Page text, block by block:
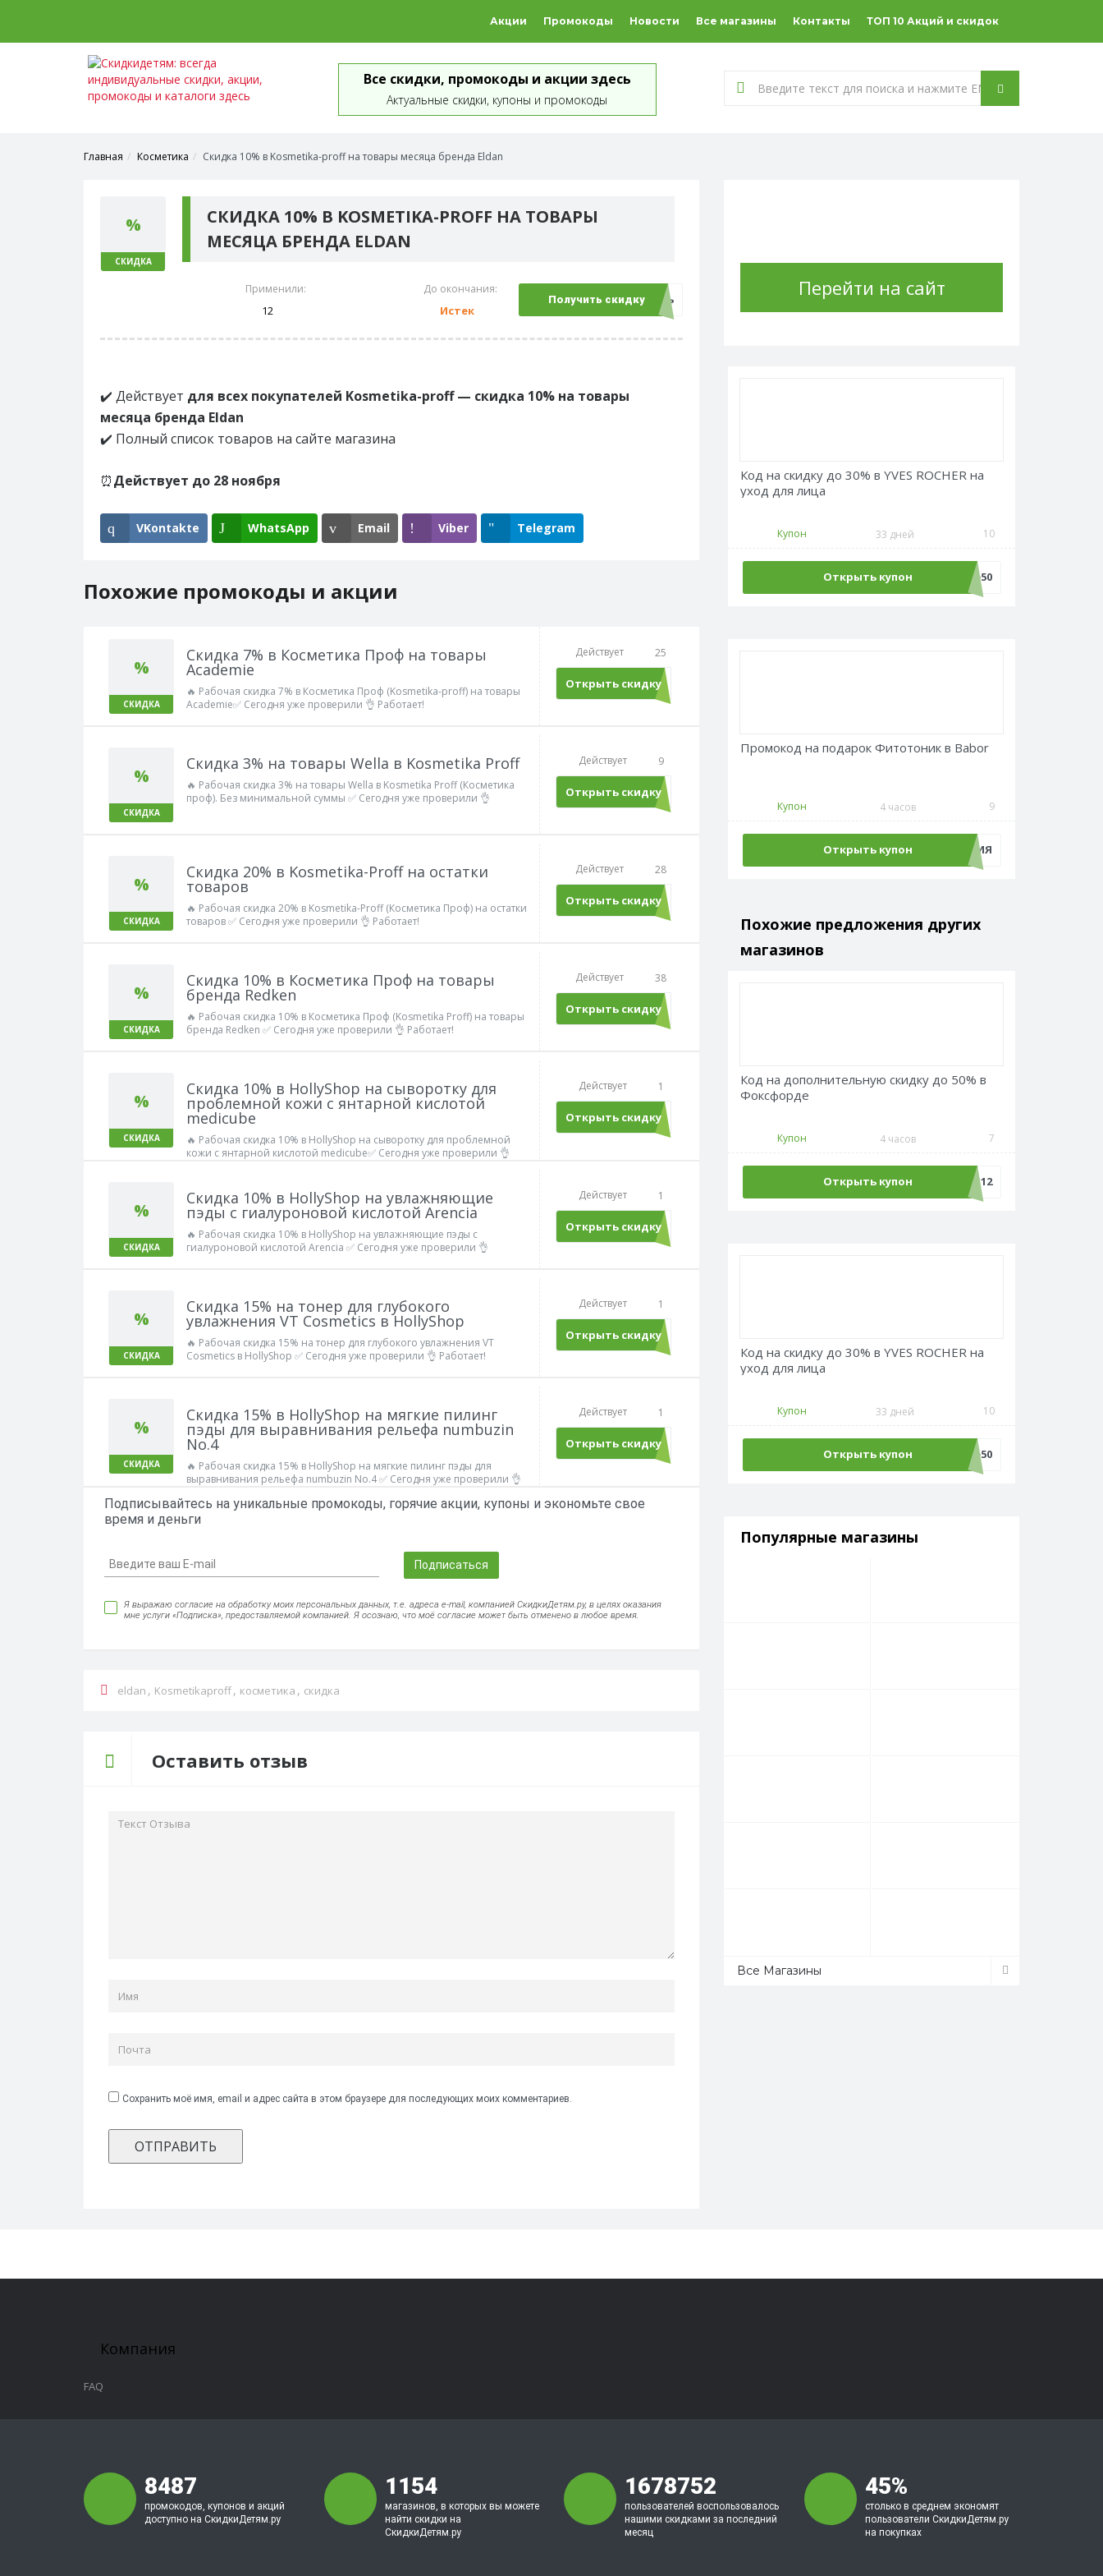
Акции Промокоды Новости Все магазины Контакты ТОП 10 Акций и скидок
Все скидки, промокоды и акции здесь
Актуальные скидки, купоны и промокоды
Главная Косметика Скидка 10% в Kosmetika-proff на товары месяца бренда Eldan
%
СКИДКА
СКИДКА 10% В KOSMETIKA-PROFF НА ТОВАРЫ
МЕСЯЦА БРЕНДА ELDAN
Применили:
12
До окончания:
Истек
Получить скидкуОткрыть
✔️ Действует для всех покупателей Kosmetika-proff — скидка 10% на товары
месяца бренда Eldan
✔️ Полный список товаров на сайте магазина
⏰Действует до 28 ноября
VKontakte WhatsApp Email Viber Telegram
Похожие промокоды и акции
%
СКИДКА
Скидка 7% в Косметика Проф на товары
Academie
🔥 Рабочая скидка 7% в Косметика Проф (Kosmetika-proff) на товары
Academie✅ Сегодня уже проверили 👌 Работает!
Действует 25
Открыть скидку
%
СКИДКА
Скидка 3% на товары Wella в Kosmetika Proff
🔥 Рабочая скидка 3% на товары Wella в Kosmetika Proff (Косметика
проф). Без минимальной суммы ✅ Сегодня уже проверили 👌
Действует 9
Открыть скидку
%
СКИДКА
Скидка 20% в Kosmetika-Proff на остатки
товаров
🔥 Рабочая скидка 20% в Kosmetika-Proff (Косметика Проф) на остатки
товаров ✅ Сегодня уже проверили 👌 Работает!
Действует 28
Открыть скидку
%
СКИДКА
Скидка 10% в Косметика Проф на товары
бренда Redken
🔥 Рабочая скидка 10% в Косметика Проф (Kosmetika Proff) на товары
бренда Redken ✅ Сегодня уже проверили 👌 Работает!
Действует 38
Открыть скидку
%
СКИДКА
Скидка 10% в HollyShop на сыворотку для
проблемной кожи с янтарной кислотой
medicube
🔥 Рабочая скидка 10% в HollyShop на сыворотку для проблемной
кожи с янтарной кислотой medicube✅ Сегодня уже проверили 👌
Действует 1
Открыть скидку
%
СКИДКА
Скидка 10% в HollyShop на увлажняющие
пэды с гиалуроновой кислотой Arencia
🔥 Рабочая скидка 10% в HollyShop на увлажняющие пэды с
гиалуроновой кислотой Arencia ✅ Сегодня уже проверили 👌
Действует 1
Открыть скидку
%
СКИДКА
Скидка 15% на тонер для глубокого
увлажнения VT Cosmetics в HollyShop
🔥 Рабочая скидка 15% на тонер для глубокого увлажнения VT
Cosmetics в HollyShop ✅ Сегодня уже проверили 👌 Работает!
Действует 1
Открыть скидку
%
СКИДКА
Скидка 15% в HollyShop на мягкие пилинг
пэды для выравнивания рельефа numbuzin
No.4
🔥 Рабочая скидка 15% в HollyShop на мягкие пилинг пэды для
выравнивания рельефа numbuzin No.4 ✅ Сегодня уже проверили 👌
Действует 1
Открыть скидку
Подписывайтесь на уникальные промокоды, горячие акции, купоны и экономьте свое
время и деньги
Подписаться
Я выражаю согласие на обработку моих персональных данных, т.е. адреса e-mail, компанией СкидкиДетям.ру, в целях оказания
мне услуги «Подписка», предоставляемой компанией. Я осознаю, что моё согласие может быть отменено в любое время.
eldan , Kosmetikaproff, косметика , скидка
Оставить отзыв
Сохранить моё имя, email и адрес сайта в этом браузере для последующих моих комментариев.
Перейти на сайт
Код на скидку до 30% в YVES ROCHER на
уход для лица
Купон 33 дней 10
Открыть купон Sale50
Промокод на подарок Фитотоник в Babor
Купон 4 часов 9
Открыть купон ТОНИЗАЦИЯ
Похожие предложения других
магазинов
Код на дополнительную скидку до 50% в
Фоксфорде
Купон 4 часов 7
Открыть купон REPETITOR12
Код на скидку до 30% в YVES ROCHER на
уход для лица
Купон 33 дней 10
Открыть купон Sale50
Популярные магазины
Все Магазины
Компания
FAQ
8487
промокодов, купонов и акций
доступно на СкидкиДетям.ру
1154
магазинов, в которых вы можете
найти скидки на
СкидкиДетям.ру
1678752
пользователей воспользовалось
нашими скидками за последний
месяц
45%
столько в среднем экономят
пользователи СкидкиДетям.ру
на покупках